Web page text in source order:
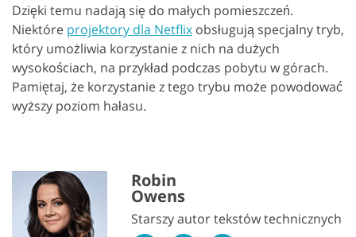
Dzięki temu nadają się do małych pomieszczeń.
Niektóre projektory dla Netflix obsługują specjalny tryb,
który umożliwia korzystanie z nich na dużych
wysokościach, na przykład podczas pobytu w górach.
Pamiętaj, że korzystanie z tego trybu może powodować
wyższy poziom hałasu.
Robin
Owens
Starszy autor tekstów technicznych